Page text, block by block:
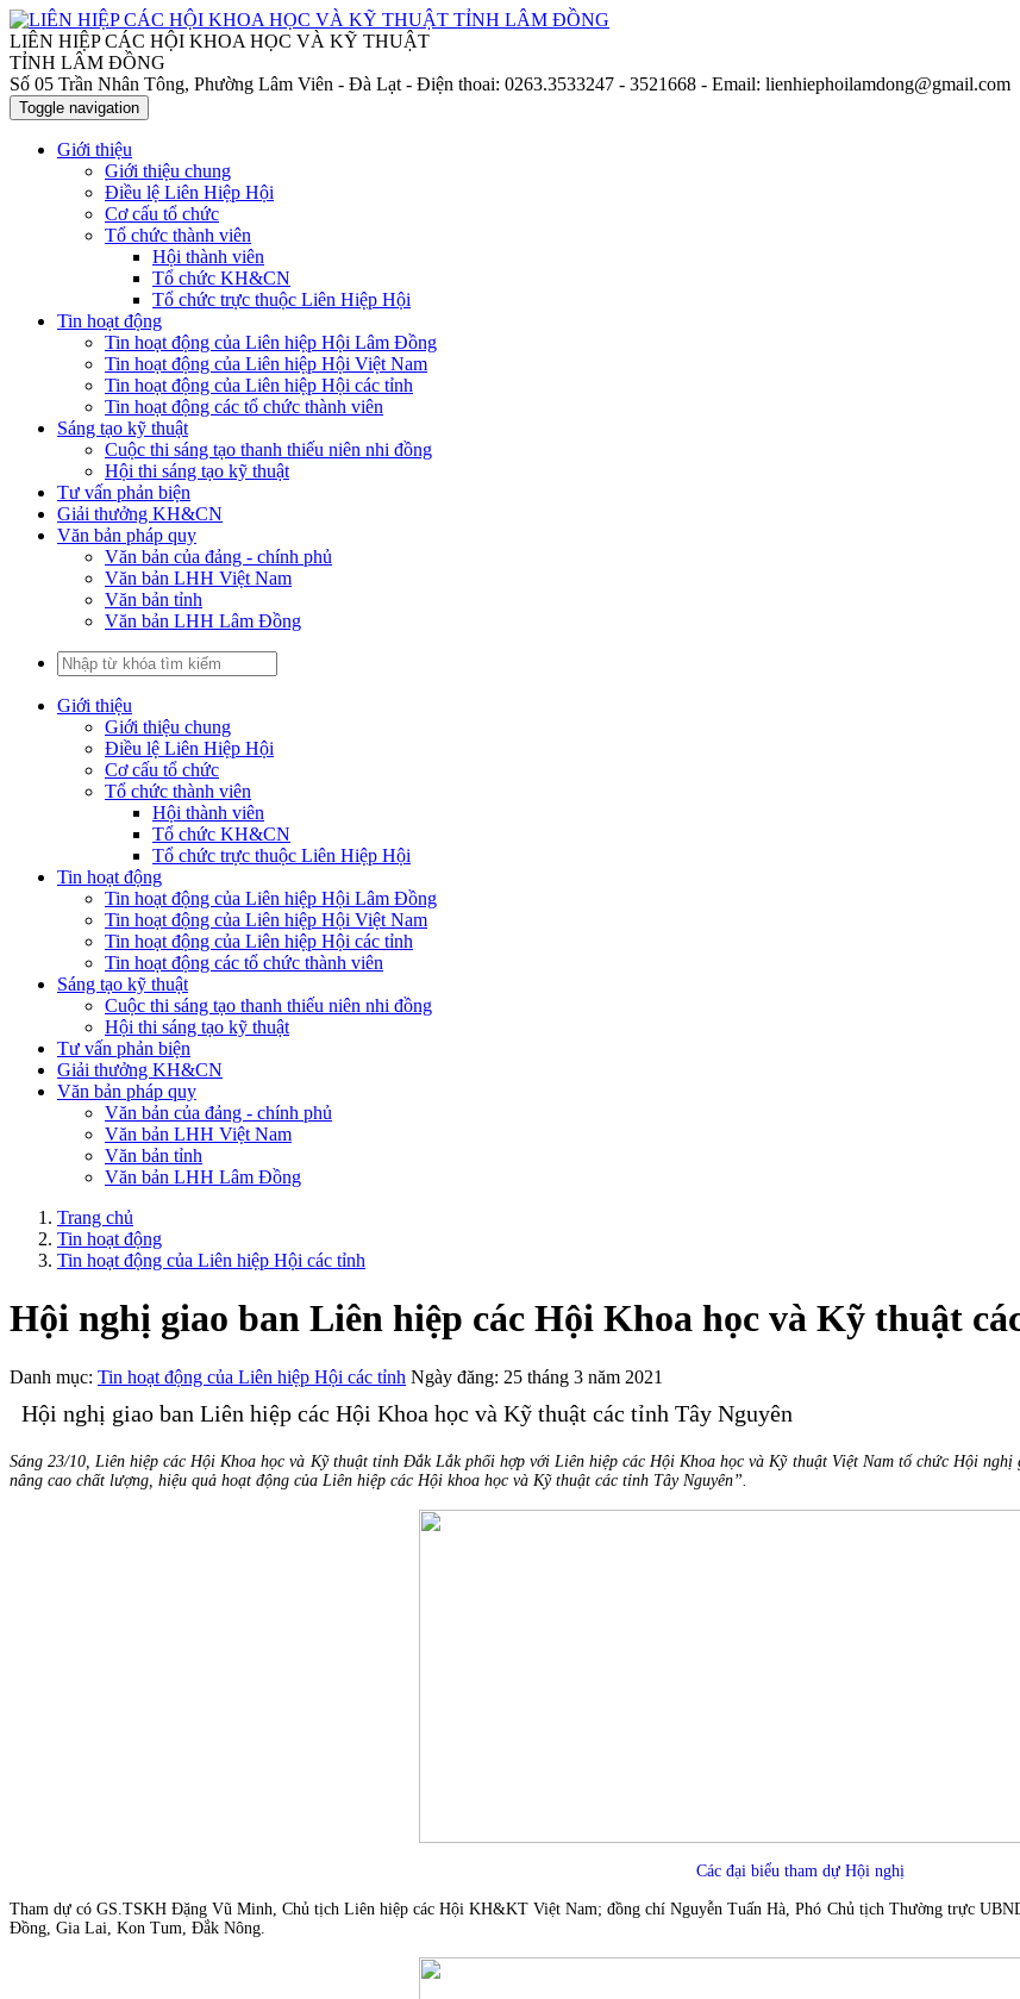
LIÊN HIỆP CÁC HỘI KHOA HỌC VÀ KỸ THUẬT
TỈNH LÂM ĐỒNG
Số 05 Trần Nhân Tông, Phường Lâm Viên - Đà Lạt - Điện thoai: 0263.3533247 - 3521668 - Email: lienhiephoilamdong@gmail.com
Toggle navigation
Giới thiệu
Giới thiệu chung
Điều lệ Liên Hiệp Hội
Cơ cấu tổ chức
Tổ chức thành viên
Hội thành viên
Tổ chức KH&CN
Tổ chức trực thuộc Liên Hiệp Hội
Tin hoạt động
Tin hoạt động của Liên hiệp Hội Lâm Đồng
Tin hoạt động của Liên hiệp Hội Việt Nam
Tin hoạt động của Liên hiệp Hội các tỉnh
Tin hoạt động các tổ chức thành viên
Sáng tạo kỹ thuật
Cuộc thi sáng tạo thanh thiếu niên nhi đồng
Hội thi sáng tạo kỹ thuật
Tư vấn phản biện
Giải thưởng KH&CN
Văn bản pháp quy
Văn bản của đảng - chính phủ
Văn bản LHH Việt Nam
Văn bản tỉnh
Văn bản LHH Lâm Đồng
Giới thiệu
Giới thiệu chung
Điều lệ Liên Hiệp Hội
Cơ cấu tổ chức
Tổ chức thành viên
Hội thành viên
Tổ chức KH&CN
Tổ chức trực thuộc Liên Hiệp Hội
Tin hoạt động
Tin hoạt động của Liên hiệp Hội Lâm Đồng
Tin hoạt động của Liên hiệp Hội Việt Nam
Tin hoạt động của Liên hiệp Hội các tỉnh
Tin hoạt động các tổ chức thành viên
Sáng tạo kỹ thuật
Cuộc thi sáng tạo thanh thiếu niên nhi đồng
Hội thi sáng tạo kỹ thuật
Tư vấn phản biện
Giải thưởng KH&CN
Văn bản pháp quy
Văn bản của đảng - chính phủ
Văn bản LHH Việt Nam
Văn bản tỉnh
Văn bản LHH Lâm Đồng
Trang chủ
Tin hoạt động
Tin hoạt động của Liên hiệp Hội các tỉnh
Hội nghị giao ban Liên hiệp các Hội Khoa học và Kỹ thuật
Danh mục: Tin hoạt động của Liên hiệp Hội các tỉnh Ngày đăng: 25 tháng 3 năm 2021
Hội nghị giao ban Liên hiệp các Hội Khoa học và Kỹ thuật các tỉnh Tây Nguyên
Sáng 23/10, Liên hiệp các Hội Khoa học và Kỹ thuật tỉnh Đắk Lắk phối hợp với Liên hiệp các Hội Khoa học và Kỹ thuật Việt Nam tổ chức Hội
nâng cao chất lượng, hiệu quả hoạt động của Liên hiệp các Hội khoa học và Kỹ thuật các tỉnh Tây Nguyên”.
Các đại biểu tham dự Hội nghị
Tham dự có GS.TSKH Đặng Vũ Minh, Chủ tịch Liên hiệp các Hội KH&KT Việt Nam; đồng chí Nguyễn Tuấn Hà, Phó Chủ tịch Thường trực
Đồng, Gia Lai, Kon Tum, Đắk Nông.